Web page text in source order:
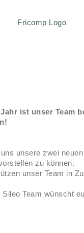
ist unser Team
unsere zwei
zu können.
unser Team in
Sileo Team wünscht